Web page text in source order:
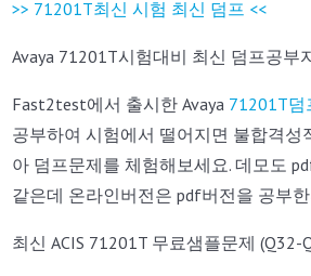
>> 71201T최신 시험 최신 덤프 <<
Avaya 71201T시험대비 최신 덤프공
Fast2test에서 출시한 Avaya 71201T덤
공부하여 시험에서 떨어지면 불합격
아 덤프문제를 체험해보세요. 데모도
같은데 온라인버전은 pdf버전을 공부
최신 ACIS 71201T 무료샘플문제 (Q32-